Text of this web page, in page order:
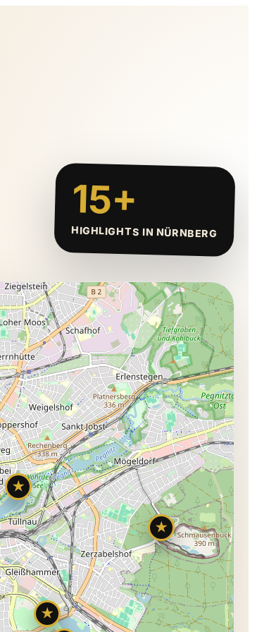
15+
HIGHLIGHTS IN NÜRNBERG
★
★
★